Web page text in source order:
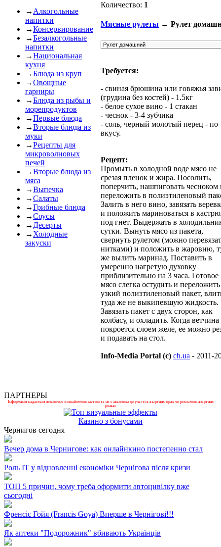
→ Алкогольные
напитки
→Консервирование
→Безалкогольные
напитки
→Национальная
кухня
→Блюда из круп
→Овощные
гарниры
→Блюда из рыбы и
морепродуктов
→Первые блюда
→Вторые блюда из
муки
→Рецепты для
микроволновых
печей
→Вторые блюда из
мяса
→Выпечка
→Салаты
→Грибные блюда
→Соусы
→ Десерты
→ Холодные
закуски
Количество: 1
Мясные рулеты → Рулет
Требуется:
- свиная брюшина или говяжья
(грудина 6ез костей) - 1.5кг
- белое сухое вино - 1 стакан
- чеснок - 3-4 зубчика
- соль, черный молотый перец - по
вкусу.
Рецепт:
Промыть в холодной воде мясо не
срезая пленок и жира. Посолить,
поперчить, нашпиговать чесноком
переложить в полиэтиленовый
Залить в него вино, завязать
и положить мариноваться в
под гнет. Выдержать в
сутки. Вынуть мясо из пакета,
свернуть рулетом (можно
нитками) и положить в жаровню,
же вылить маринад. Поставить в
умеренно нагретую духовку
приблизительно на 3 часа. Готовое
мясо слегка остудить и
узкий полиэтиленовый пакет,
туда же не выкипевшую жидкость.
Завязать пакет с двух сторон, как
колбасу, и охладить. Когда ветчина
покроется слоем желе, ее можно
и подавать на стол.
Info-Media Portal (c) ch.ua - 2011-
ПАРТНЕРЫ
Інформація надається виключно з ознайомчою метою та не є закликом до участі в азартних іграх чи рекламою азартних
розваг.
Казино з бонусами
Чернигов сегодня
Вечер дома в Чернигове: как онлайнкино постепенно стал
Роль ІТ у відновленні економіки Чернігова після кризи
ТОП 5 причин, чому треба оформити автоцивілку вже
сьогодні
Френсіс Гойя (Francis Goya) Вперше в Чернігові!!!
Як аптеки "Подорожник" вбивають Українців